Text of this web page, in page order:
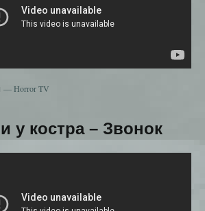
— Horror TV
у костра – Звонок